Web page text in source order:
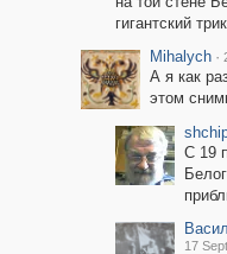
гигантский
Mihalych ·
А я как
этом
С 19
17